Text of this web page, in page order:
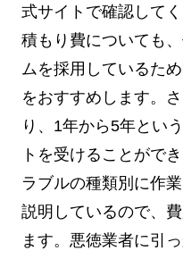
式サイトで確認して
積もり費についても
ムを採用しているた
をおすすめします。
り、1年から5年とい
トを受けることがで
ラブルの種類別に作
説明しているので、
ます。悪徳業者に引